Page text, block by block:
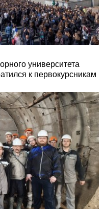
университета
к первокурсникам